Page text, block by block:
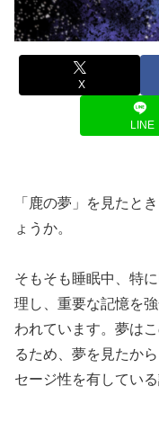
X
LINE
「鹿の夢」を見たと
ょうか。
そもそも睡眠中、特
理し、重要な記憶を
われています。夢は
るため、夢を見たか
セージ性を有してい